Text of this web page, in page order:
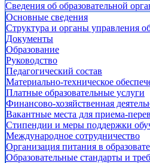
Сведения об образовательной
Основные сведения
Структура и органы управления
Документы
Образование
Руководство
Педагогический состав
Материально-техническое
Платные образовательные услуги
Финансово-хозяйственная
Вакантные места для приема-
Стипендии и меры поддержки
Международное сотрудничество
Организация питания в
Образовательные стандарты и